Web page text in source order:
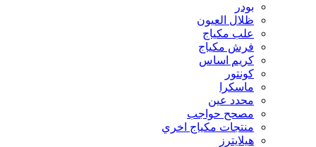
بودر
ظلال العيون
علب مكياج
فرش مكياج
كريم اساس
كونتور
ماسكرا
محدد عين
مصحح حواجب
منتجات مكياج اخري
هيلايترز